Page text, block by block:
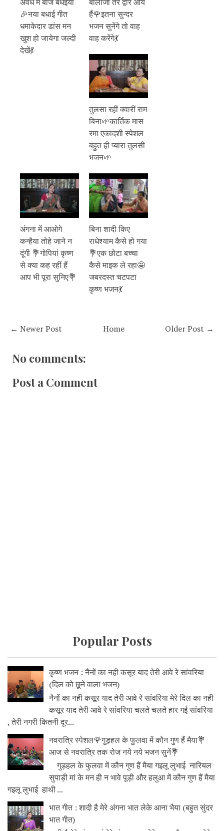
🎉नया बधाई गीत
धमाकेदार डांस मन
खुश हो जायेगा जल्दी
देखें💃
हैं🌹इतना सुन्दर
भजन सुनेंगे तो वाह
वाह करेंगे💃
तुलसा रहीं क्वारीं राम
बिना🌱कार्तिक मास
रमा एकादशी स्पेशल
बहुत ही प्यारा तुलसी
भजन🌱
अंगना में आओगे
कन्हैया तोहे जाने न
दूंगी 💐गोपियां कृष्ण
से क्या कह रहीं हैं
आप भी पूरा सुनिए💐
बिना शादी किए
राधेश्याम कैसे हो गया
💐एक छोटा बच्चा
कैसे माइक ले रहा🤩
जबरदस्त चटपटा
कृष्ण भजन💃
← Newer Post Older Post →
Home
No comments:
Post a Comment
Popular Posts
कृष्ण भजन : नैनों का नही कसूर याद तेरी आवे रे सांवरिया
(दिल को छूने वाला भजन)
नैनों का नही कसूर याद तेरी आवे रे सांवरिया मेरे दिल का नही
कसूर याद तेरी आवे रे सांवरिया चलते चलते हार गई सांवरिया
, तेरी नगरी कितनी दूर...
नवरात्रि स्पेशल🌹गुड़हल के फुलवा में कौन गुण हैं मैया💐
आज से नवरात्रि तक रोज नये नये भजन सुनें💐
गुड़हल के फुलवा में कौन गुण हैं मैया गइलू लुभाई नारियल
सुपाड़ी मां के मन ही न भावे पूड़ी और हलुआ में कौन गुण हैं मैया
गइलू लुभाई हाथी ...
भात गीत : शादी है मेरे अंगना भात लेके आना भैया (बहुत सुंदर
भात गीत)